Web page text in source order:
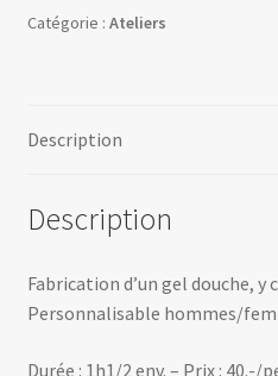
Catégorie : Ateliers
Description
Description
Fabrication d’un gel douche, y
Personnalisable hommes/
Durée : 1h1/2 env. – Prix : 40.-/